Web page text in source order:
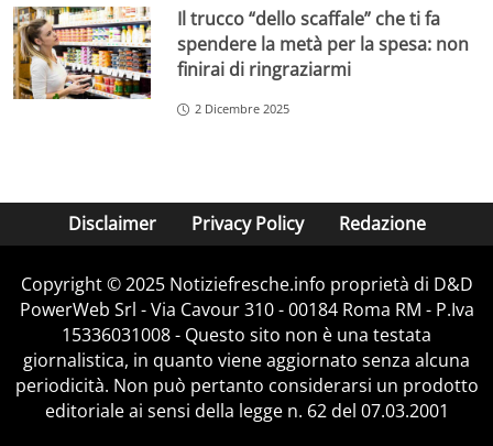
Il trucco “dello scaffale” che ti fa
spendere la metà per la spesa: non
finirai di ringraziarmi
2 Dicembre 2025
Disclaimer Privacy Policy Redazione
Copyright © 2025 Notiziefresche.info proprietà di D&D
PowerWeb Srl - Via Cavour 310 - 00184 Roma RM - P.Iva
15336031008 - Questo sito non è una testata
giornalistica, in quanto viene aggiornato senza alcuna
periodicità. Non può pertanto considerarsi un prodotto
editoriale ai sensi della legge n. 62 del 07.03.2001